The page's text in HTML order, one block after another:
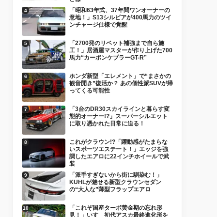
「昭和63年式、37年間ワンオーナーの
意地！」S13シルビアが400馬力のツイ
ンチャージ仕様で覚醒
「2700発のリベット補強まで自ら施
工！」居酒屋マスターが作り上げた700
馬力“カーボンケブラーGT-R”
ホンダ新型「エレメント」で“まさかの
観音開き”復活か？ あの個性派SUVが帰
ってくる可能性
「3台のDR30スカイラインと暮らす変
態的オーナー!?」スーパーシルエット
に取り憑かれた日常に迫る！
これがクラウン!?「躍動感がたまらな
いスポーツエステート！」エッジを強
調したエアロに22インチホイールで武
装
「派手すぎないから街に馴染む！」
KUHLが魅せる新型クラウンセダン
の“大人な”薄型フラップエアロ
「これぞ国産ターボ黄金期の忘れ形
見！」いすゞ初代アスカ最終進化形を